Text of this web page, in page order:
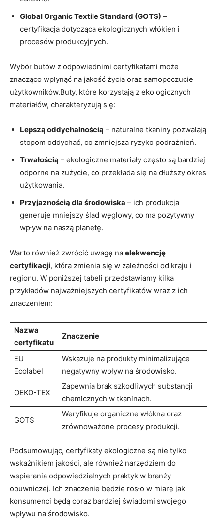
Global Organic Textile Standard (GOTS) –
certyfikacja dotycząca ekologicznych włókien i
procesów produkcyjnych.
Wybór butów z odpowiednimi certyfikatami może
znacząco wpłynąć na jakość życia⁤ oraz samopoczucie​
użytkowników.Buty, które ⁢korzystają ⁣z ekologicznych‌
materiałów, charakteryzują się:
Lepszą oddychalnością – ‌naturalne‌ tkaniny pozwalają
⁢stopom ⁤oddychać, co zmniejsza ryzyko podrażnień.
Trwałością – ekologiczne materiały często są bardziej‍
odporne na zużycie, co przekłada ⁢się ⁢na dłuższy okres
użytkowania.
Przyjaznością dla środowiska – ich⁣ produkcja
generuje⁤ mniejszy ślad ​węglowy, co ma⁤ pozytywny
wpływ na naszą ⁤planetę.
Warto również zwrócić⁤ uwagę​ na elekwencję
certyfikacji, która zmienia​ się w zależności od ⁢kraju i
regionu. W poniższej tabeli przedstawiamy kilka
przykładów najważniejszych​ certyfikatów wraz z ich
znaczeniem:
Nazwa
certyfikatu
Znaczenie
EU
Ecolabel
Wskazuje ⁤na produkty ⁣minimalizujące
negatywny wpływ⁣ na środowisko.
OEKO-TEX
Zapewnia brak ‌szkodliwych substancji
⁤chemicznych ⁢w tkaninach.
GOTS
Weryfikuje organiczne włókna⁢ oraz
‍zrównoważone ‌procesy produkcji.
Podsumowując, certyfikaty ekologiczne są‍ nie ⁣tylko
wskaźnikiem jakości, ‍ale również ⁣narzędziem do
wspierania ​odpowiedzialnych praktyk‍ w ⁤branży
obuwniczej. Ich znaczenie⁣ będzie ⁣rosło w ⁢miarę jak
konsumenci ⁣będą ​coraz⁣ bardziej świadomi swojego
wpływu na⁢ środowisko.